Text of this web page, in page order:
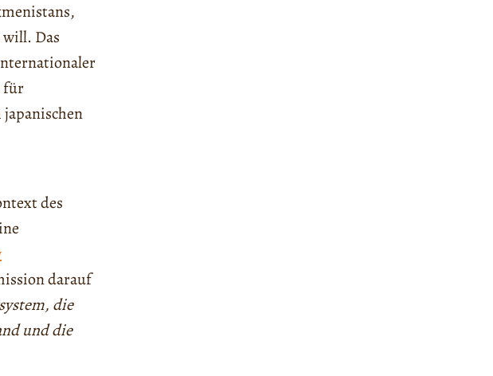
Das
für
des
darauf
die
und die